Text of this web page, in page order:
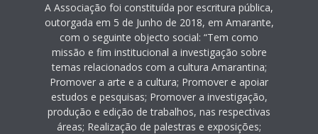
A Associação foi constituída por escritura pública,
outorgada em 5 de Junho de 2018, em Amarante,
com o seguinte objecto social: “Tem como
missão e fim institucional a investigação sobre
temas relacionados com a cultura Amarantina;
Promover a arte e a cultura; Promover e apoiar
estudos e pesquisas; Promover a investigação,
produção e edição de trabalhos, nas respectivas
áreas; Realização de palestras e exposições;